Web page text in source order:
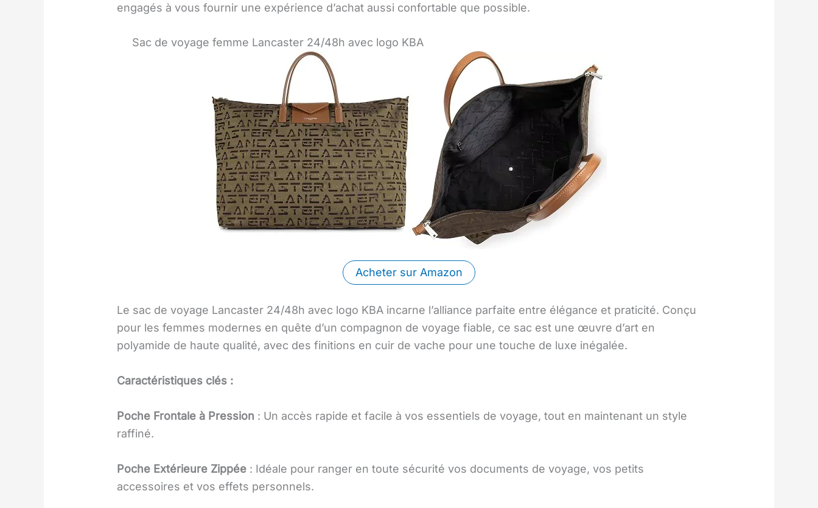
engagés à vous fournir une expérience d’achat aussi confortable que possible.
Sac de voyage femme Lancaster 24/48h avec logo KBA
Acheter sur Amazon
Le sac de voyage Lancaster 24/48h avec logo KBA incarne l’alliance parfaite entre élégance et praticité. Conçu
pour les femmes modernes en quête d’un compagnon de voyage fiable, ce sac est une œuvre d’art en
polyamide de haute qualité, avec des finitions en cuir de vache pour une touche de luxe inégalée.
Caractéristiques clés :
Poche Frontale à Pression : Un accès rapide et facile à vos essentiels de voyage, tout en maintenant un style
raffiné.
Poche Extérieure Zippée : Idéale pour ranger en toute sécurité vos documents de voyage, vos petits
accessoires et vos effets personnels.